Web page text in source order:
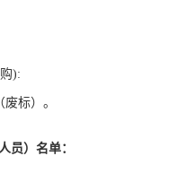
):
废标） 。
员）名单：